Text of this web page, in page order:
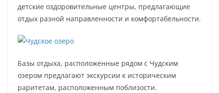
детские оздоровительные центры, предлагающие
отдых разной направленности и комфортабельности.
Базы отдыха, расположенные рядом с Чудским
озером предлагают экскурсии к историческим
раритетам, расположенным поблизости.